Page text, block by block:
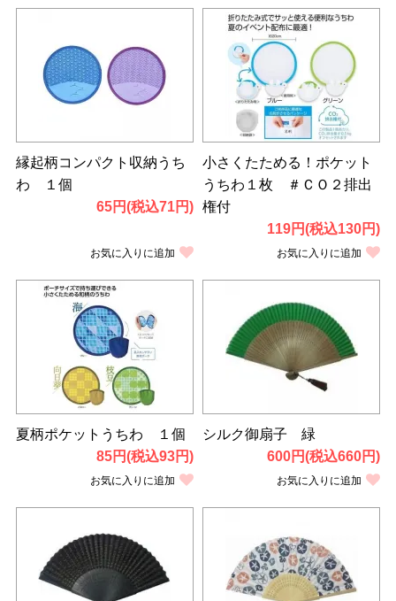
縁起柄コンパクト収納うち
わ １個
65円(税込71円)
お気に入りに追加
小さくたためる！ポケット
うちわ１枚 ＃ＣＯ２排出
権付
119円(税込130円)
お気に入りに追加
夏柄ポケットうちわ １個
85円(税込93円)
お気に入りに追加
シルク御扇子 緑
600円(税込660円)
お気に入りに追加